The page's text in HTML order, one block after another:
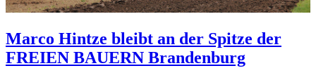
Marco Hintze bleibt an der Spitze der
FREIEN BAUERN Brandenburg